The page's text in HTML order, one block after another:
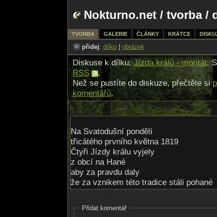
Nokturno.net / tvorba/
TVORBA GALERIE ČLÁNKY KRÁTCE
přidej: dílko obrázek
Diskuse k dílku:Jízda králů - moritát.
RSS
.
Než se pustíte do diskuze, přečtěte si
komentářů.
Na Svatodušní pondělí
třicátého prvního května 1819
Čtyři Jízdy králu vyjely
z obcí na Hané
aby za pravdu daly
že za vznikem této tradice stáli pohané
na Lověšických pastvinách
Přidat komentář